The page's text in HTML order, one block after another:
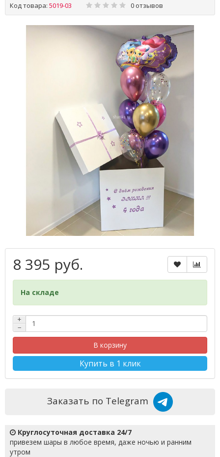
Код товара: 5019-03 0 отзывов
8 395 руб.
На складе
+
−
В корзину
Купить в 1 клик
Заказать по Telegram
Круглосуточная доставка 24/7
привезем шары в любое время, даже ночью и ранним
утром